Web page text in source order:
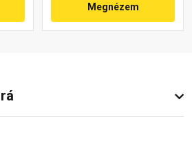
Megnézem